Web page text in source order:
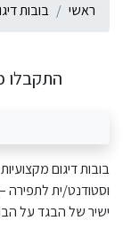
ראשי בובות
התקבלו כ-15 מוצרים, עמוד 1 מ-1
בובות דיגום
וסטודנט/ית לתפירה
ישיר של הבגד על